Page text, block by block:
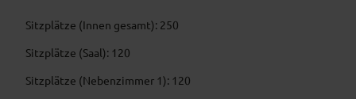
Sitzplätze (Innen gesamt): 250
Sitzplätze (Saal): 120
Sitzplätze (Nebenzimmer 1): 120